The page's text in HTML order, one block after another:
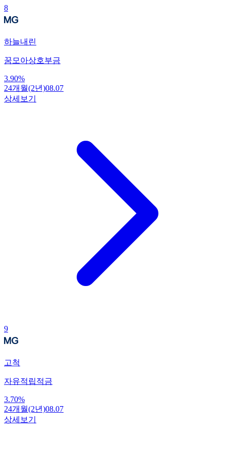
8
하늘내린
꿈모아상호부금
3.90%
24개월(2년)08.07
상세보기
9
고척
자유적립적금
3.70%
24개월(2년)08.07
상세보기